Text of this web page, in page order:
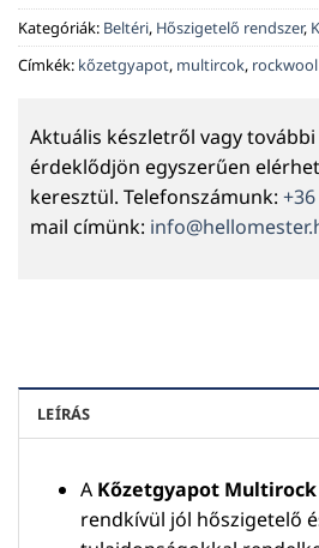
Kategóriák: Beltéri, Hőszigetelő rendszer,
Címkék: kőzetgyapot, multircok, rockwool
Aktuális készletről vagy
érdeklődjön egyszerűen
keresztül. Telefonszámunk:
mail címünk:
LEÍRÁS
A Kőzetgyapot Multirock
rendkívül jól hőszigetelő